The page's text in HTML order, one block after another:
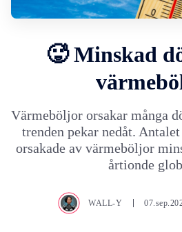
🥵 Minskad
Värmeböljor orsakar många
trenden pekar nedåt.
orsakade av värmeböljor
årtionde
WALL-Y